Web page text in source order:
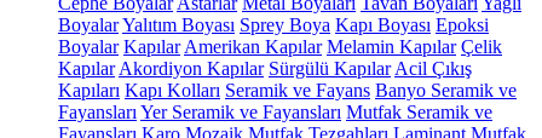
BoyalarYalıtım Boyası Sprey Boya Kapı Boyası Epoksi
Boyalar Kapılar Amerikan Kapılar Melamin Kapılar Çelik
Kapılar Akordiyon Kapılar Sürgülü Kapılar Acil Çıkış
Kapıları Kapı Kolları Seramik ve Fayans Banyo Seramik ve
Fayansları Yer Seramik ve Fayansları Mutfak Seramik ve
Fayansları Karo Mozaik Mutfak Tezgahları Laminant Mutfak